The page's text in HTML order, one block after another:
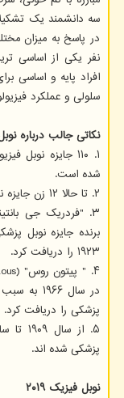
سه دانشمند یک
در پاسخ به میزان
نفر یکی از اساسی
افراد پایه و اساسی
سلولی و عملکرد
نکاتی جالب درباره
شده است.
۲. تا حالا ۱۲ زن جایزه نوبل پزشکی دریافت کرده اند.
برنده جایزه نوبل
۱۹۲۳ را دریافت کرد.
در سال
پزشکی را دریافت کرد.
پزشکی شده اند.
نوبل فیزیک ۲۰۱۹